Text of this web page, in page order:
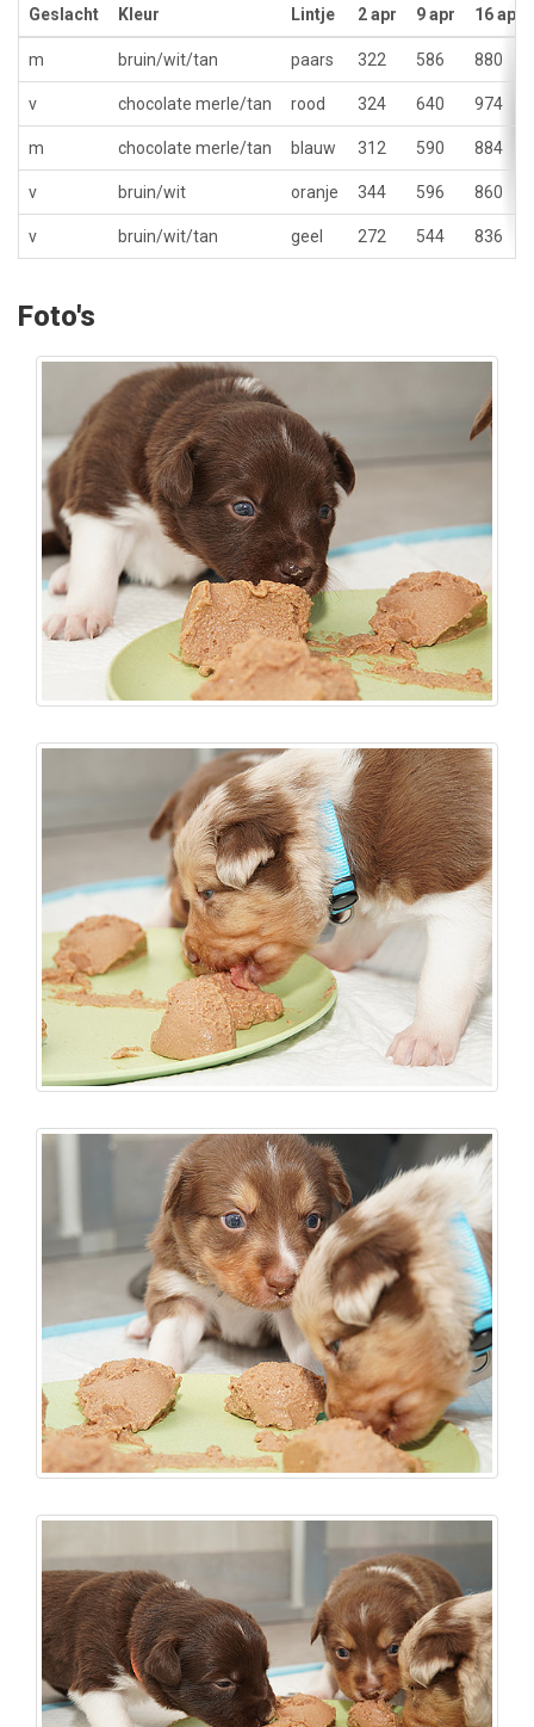
Geslacht Kleur Lintje 2 apr 9 apr 16 apr
m bruin/wit/tan paars 322 586 880
v chocolate merle/tan rood 324 640 974
m chocolate merle/tan blauw 312 590 884
v bruin/wit oranje 344 596 860
v bruin/wit/tan geel 272 544 836
Foto's